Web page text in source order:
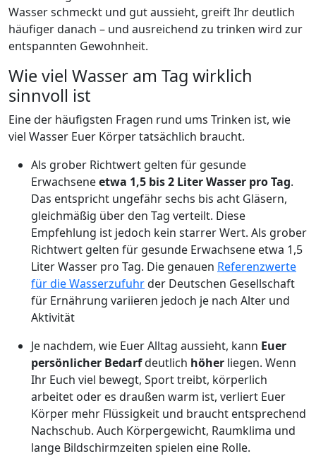
Wasser schmeckt und gut aussieht, greift Ihr deutlich
häufiger danach – und ausreichend zu trinken wird zur
entspannten Gewohnheit.
Wie viel Wasser am Tag wirklich
sinnvoll ist
Eine der häufigsten Fragen rund ums Trinken ist, wie
viel Wasser Euer Körper tatsächlich braucht.
Als grober Richtwert gelten für gesunde
Erwachseneetwa 1,5 bis 2 Liter Wasser pro Tag.
Das entspricht ungefähr sechs bis acht Gläsern,
gleichmäßig über den Tag verteilt. Diese
Empfehlung ist jedoch kein starrer Wert. Als grober
Richtwert gelten für gesunde Erwachsene etwa 1,5
Liter Wasser pro Tag. Die genauen Referenzwerte
für die Wasserzufuhrder Deutschen Gesellschaft
für Ernährung variieren jedoch je nach Alter und
Aktivität
Je nachdem, wie Euer Alltag aussieht, kann Euer
persönlicher Bedarfdeutlich höher liegen. Wenn
Ihr Euch viel bewegt, Sport treibt, körperlich
arbeitet oder es draußen warm ist, verliert Euer
Körper mehr Flüssigkeit und braucht entsprechend
Nachschub. Auch Körpergewicht, Raumklima und
lange Bildschirmzeiten spielen eine Rolle.